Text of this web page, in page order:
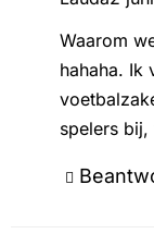
Waarom
hahaha. Ik
spelers